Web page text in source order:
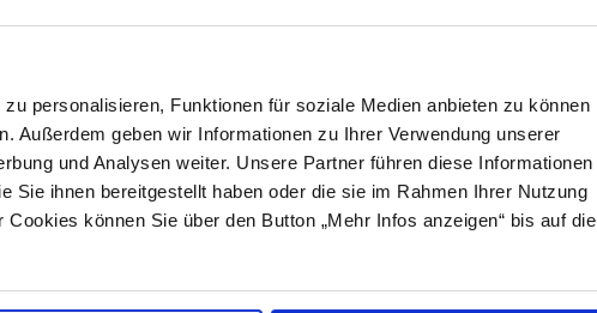
personalisieren, Funktionen für soziale Medien anbieten zu können
Außerdem geben wir Informationen zu Ihrer Verwendung unserer
und Analysen weiter. Unsere Partner führen diese Informationen
Sie ihnen bereitgestellt haben oder die sie im Rahmen Ihrer Nutzung
können Sie über den Button „Mehr Infos anzeigen“ bis auf die
flex 11kW mit CEE16A rot Stecker
des go-e Charger Gemini flex 11 kW an folgende Steckdosen: